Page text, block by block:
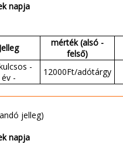
napja
Jelleg
mérték (alsó -
felső)
-
év -
12000Ft/adótárgy
jelleg)
napja